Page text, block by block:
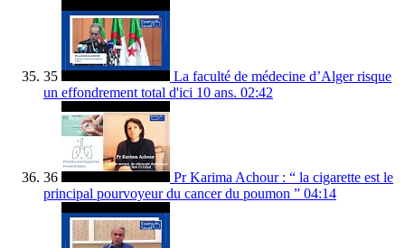
35
La faculté de médecine d’Alger risque
un effondrement total d'ici 10 ans. 02:42
36
Pr Karima Achour : “ la cigarette est le
principal pourvoyeur du cancer du poumon ” 04:14